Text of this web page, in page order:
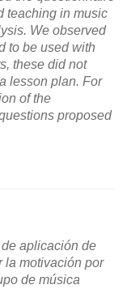
teaching in music
We observed
to be used with
these did not
lesson plan. For
of the
proposed
aplicación de
la motivación por
de música